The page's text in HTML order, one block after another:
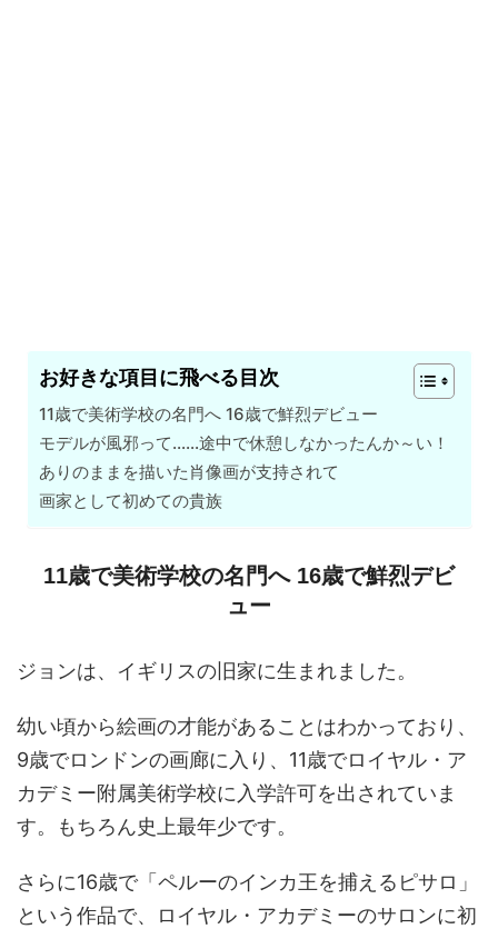
お好きな項目に飛べる目次
11歳で美術学校の名門へ 16歳で鮮烈デビュー
モデルが風邪って……途中で休憩しなかったんか～い！
ありのままを描いた肖像画が支持されて
画家として初めての貴族
11歳で美術学校の名門へ 16歳で鮮烈デビ
ュー
ジョンは、イギリスの旧家に生まれました。
幼い頃から絵画の才能があることはわかっており、
9歳でロンドンの画廊に入り、11歳でロイヤル・ア
カデミー附属美術学校に入学許可を出されていま
す。もちろん史上最年少です。
さらに16歳で「ペルーのインカ王を捕えるピサロ」
という作品で、ロイヤル・アカデミーのサロンに初